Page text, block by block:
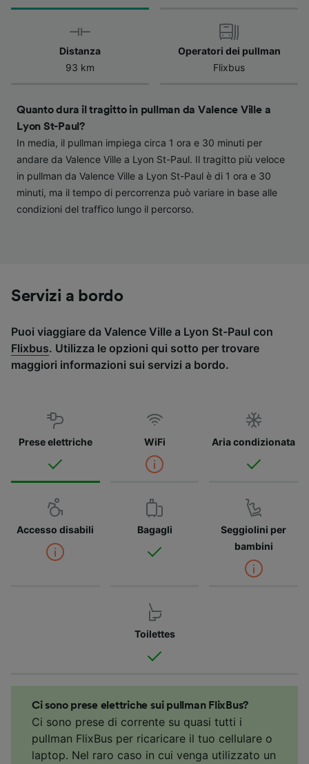
Distanza
93 km
Operatori dei pullman
Flixbus
Quanto dura il tragitto in pullman da Valence Ville a
Lyon St-Paul?
In media, il pullman impiega circa 1 ora e 30 minuti per
andare da Valence Ville a Lyon St-Paul. Il tragitto più veloce
in pullman da Valence Ville a Lyon St-Paul è di 1 ora e 30
minuti, ma il tempo di percorrenza può variare in base alle
condizioni del traffico lungo il percorso.
Servizi a bordo
Puoi viaggiare da Valence Ville a Lyon St-Paul con
Flixbus. Utilizza le opzioni qui sotto per trovare
maggiori informazioni sui servizi a bordo.
Prese elettriche WiFi Aria condizionata
Accesso disabili Bagagli
Seggiolini per
bambini
Toilettes
Ci sono prese elettriche sui pullman FlixBus?
Ci sono prese di corrente su quasi tutti i
pullman FlixBus per ricaricare il tuo cellulare o
laptop. Nel raro caso in cui venga utilizzato un
verranno segnalate ai nostri partner e non
influenzeranno i dati sulla navigazione. I tuoi
dati non verranno usati a scopi di
tracciamento se non ci hai fornito il consenso
Noi e i nostri partner trattiamo i dati per
fornire:
Utilizzare dati di geolocalizzazione precisi.
Scansione attiva delle caratteristiche del
dispositivo ai fini dell’identificazione.
Archiviare informazioni su dispositivo e/o
accedervi. Pubblicità e contenuti
personalizzati, misurazione delle prestazioni
dei contenuti e degli annunci, ricerche sul